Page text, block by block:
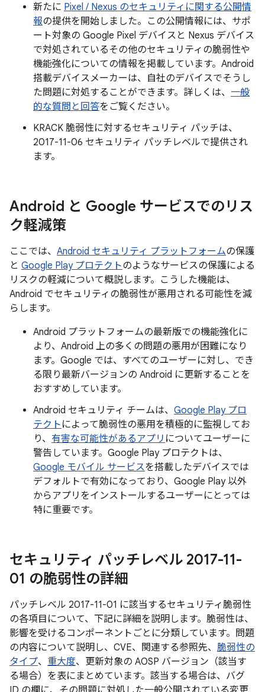
新たに Pixel / Nexus のセキュリティに関する公開情
報の提供を開始しました。この公開情報には、サポ
ート対象の Google Pixel デバイスと Nexus デバイス
で対処されているその他のセキュリティの脆弱性や
機能強化についての情報を掲載しています。Android
搭載デバイスメーカーは、自社のデバイスでそうし
た問題に対処することができます。詳しくは、 一般
的な質問と回答をご覧ください。
KRACK 脆弱性に対するセキュリティ パッチは、
2017-11-06 セキュリティ パッチレベルで提供され
ます。
Android と Google サービスでのリス
ク軽減策
ここでは、 Android セキュリティ プラットフォームの保護
と Google Play プロテクトのようなサービスの保護による
リスクの軽減について概説します。こうした機能は、
Android でセキュリティの脆弱性が悪用される可能性を減
らします。
Android プラットフォームの最新版での機能強化に
より、Android 上の多くの問題の悪用が困難になり
ます。Google では、すべてのユーザーに対し、でき
る限り最新バージョンの Android に更新することを
おすすめしています。
Android セキュリティ チームは、 Google Play プロ
テクト によって脆弱性の悪用を積極的に監視してお
り、 有害な可能性があるアプリ についてユーザーに
警告しています。Google Play プロテクトは、
Google モバイル サービスを搭載したデバイスでは
デフォルトで有効になっており、Google Play 以外
からアプリをインストールするユーザーにとっては
特に重要です。
セキュリティ パッチレベル 2017-11-
01 の脆弱性の詳細
パッチレベル 2017-11-01 に該当するセキュリティ脆弱性
の各項目について、下記に詳細を説明します。脆弱性は、
影響を受けるコンポーネントごとに分類しています。問題
の内容について説明し、CVE、関連する参照先、 脆弱性の
タイプ、 重大度、更新対象の AOSP バージョン（該当す
る場合）を表にまとめています。該当する場合は、バグ